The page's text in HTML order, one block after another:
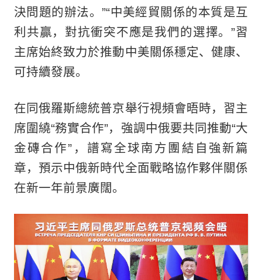
決問題的辦法。”“中美經貿關係的本質是互
利共贏，對抗衝突不應是我們的選擇。”習
主席始終致力於推動中美關係穩定、健康、
可持續發展。
在同俄羅斯總統普京舉行視頻會晤時，習主
席圍繞“務實合作”，強調中俄要共同推動“大
金磚合作”，譜寫全球南方團結自強新篇
章，預示中俄新時代全面戰略協作夥伴關係
在新一年前景廣闊。